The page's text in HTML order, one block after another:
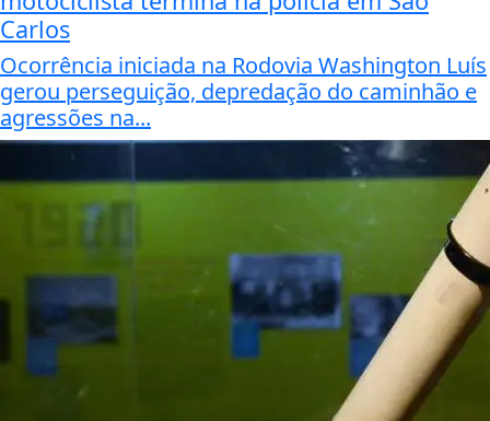
Carlos
Ocorrência iniciada na Rodovia Washington Luís
gerou perseguição, depredação do caminhão e
agressões na...